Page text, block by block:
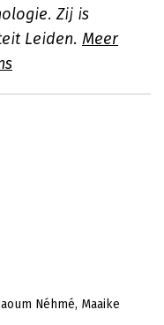
Zij is
Leiden. Meer
Néhmé Maaike